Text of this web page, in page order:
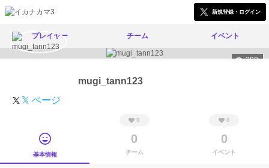
新規登録・ログイン
プレイヤー チーム イベント
290
mugi_tann123
𝕏 ページ
基本情報
0
0
チーム
0
0
イベント